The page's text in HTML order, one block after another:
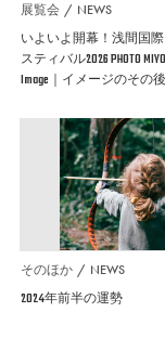
展覧会 NEWS
いよいよ開幕！浅間国
スティバル2026 PHOTO
Image｜イメージのその後
そのほか NEWS
2024年前半の運勢